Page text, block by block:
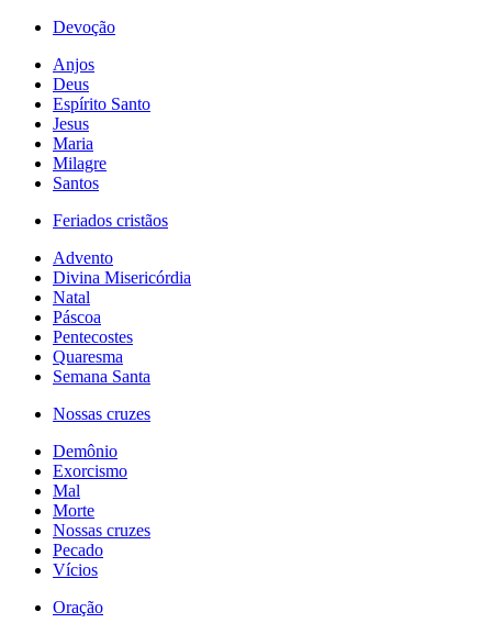
Devoção
Anjos
Deus
Espírito Santo
Jesus
Maria
Milagre
Santos
Feriados cristãos
Advento
Divina Misericórdia
Natal
Páscoa
Pentecostes
Quaresma
Semana Santa
Nossas cruzes
Demônio
Exorcismo
Mal
Morte
Nossas cruzes
Pecado
Vícios
Oração